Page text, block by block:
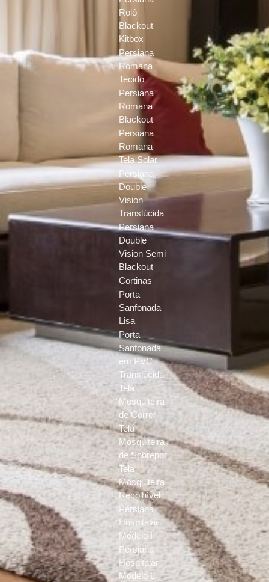
Rolô
Blackout
Kitbox
Persiana
Romana
Tecido
Persiana
Romana
Blackout
Persiana
Romana
Tela Solar
Persiana
Double
Vision
Translúcida
Persiana
Double
Vision Semi
Blackout
Cortinas
Porta
Sanfonada
Lisa
Porta
Sanfonada
em PVC
Translúcida
Tela
Mosquiteira
de Correr
Tela
Mosquiteira
de Sobrepor
Tela
Mosquiteira
Recolhível
Persiana
Hospitalar
Modelo I
Persiana
Hospitalar
Modelo L